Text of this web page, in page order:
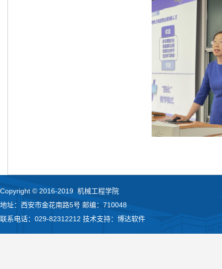
Copyright © 2016-2019 机械工程学院
地址：西安市金花南路5号 邮编：710048
联系电话：029-82312212 技术支持：博达软件